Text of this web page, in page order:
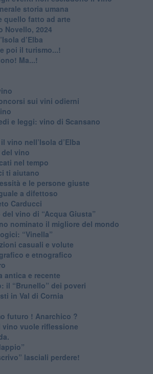
storia umana
quello fatto ad arte
Novello, 2024
d’Elba
poi il turismo...!
Ma...!
sui vini odierni
e leggi: vino di Scansano
vino nell’Isola d’Elba
vino
nel tempo
ti aiutano
e le persone giuste
a difettoso
Carducci
vino di “Acqua Giusta”
nominato il migliore del mondo
“Vinella”
casuali e volute
e etnografico
antica e recente
il “Brunello” dei poveri
in Val di Cornia
futuro ! Anarchico ?
vino vuole riflessione
lasciali perdere!